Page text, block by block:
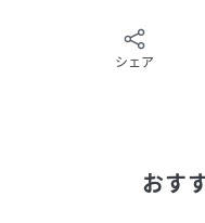
シェア
おす